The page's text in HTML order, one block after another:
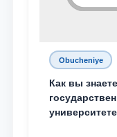
Obucheniye
Как вы